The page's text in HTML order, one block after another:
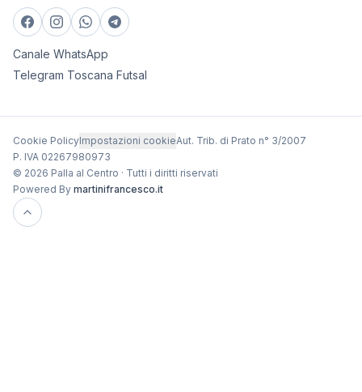
Canale WhatsApp
Telegram Toscana Futsal
Cookie PolicyImpostazioni cookieAut. Trib. di Prato n° 3/2007
P. IVA 02267980973
© 2026 Palla al Centro · Tutti i diritti riservati
Powered By martinifrancesco.it